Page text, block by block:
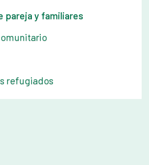
pareja y familiares
refugiados